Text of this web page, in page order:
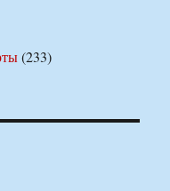
(233)